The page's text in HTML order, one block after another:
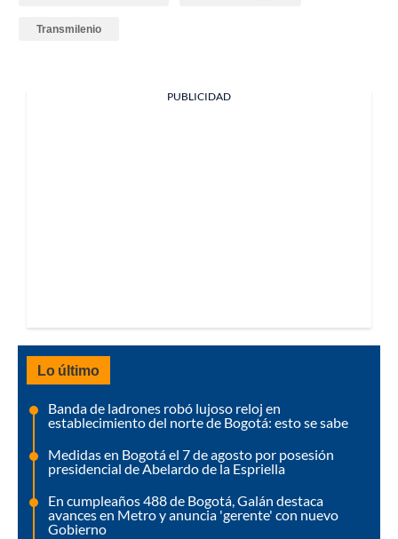
Transmilenio
PUBLICIDAD
Lo último
Banda de ladrones robó lujoso reloj en
establecimiento del norte de Bogotá: esto se sabe
Medidas en Bogotá el 7 de agosto por posesión
presidencial de Abelardo de la Espriella
En cumpleaños 488 de Bogotá, Galán destaca
avances en Metro y anuncia 'gerente' con nuevo
Gobierno